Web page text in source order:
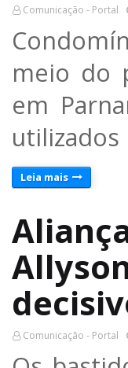
Comunicação - Portal
meio do
em
Leia mais
Comunicação - Portal